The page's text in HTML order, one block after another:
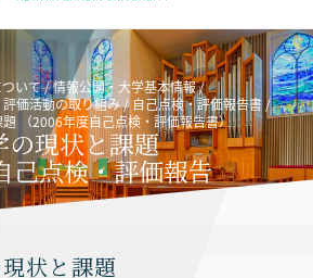
いて
情報公開・大学基本情報
価活動の取り組み
自己点検・評価報告書
（2006年度自己点検・評価報告書）
の現状と課題
己点検・評価報告
状と課題